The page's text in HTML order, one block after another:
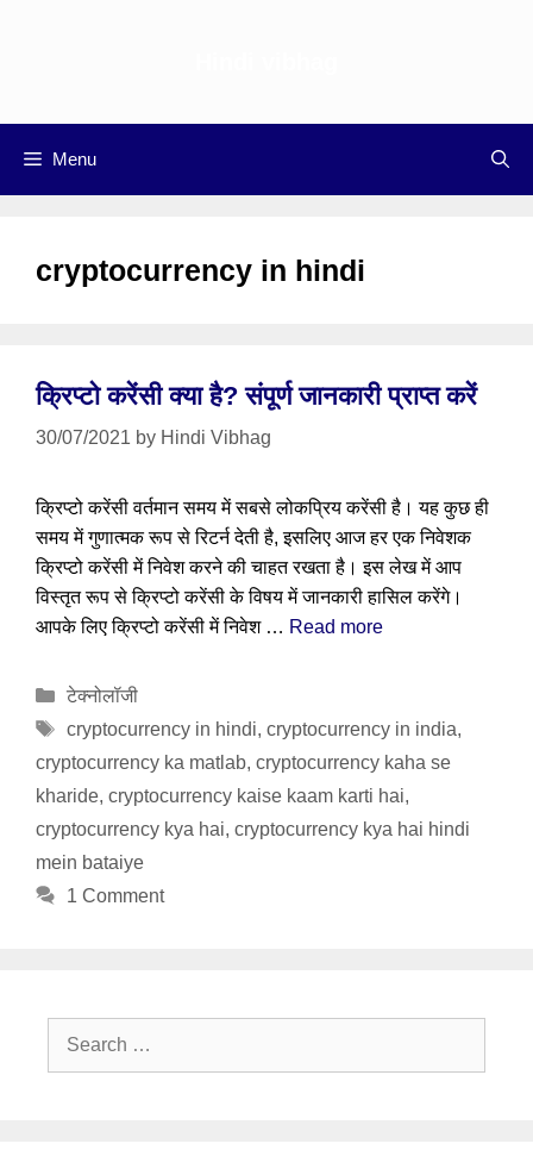
Menu
cryptocurrency in hindi
क्रिप्टो करेंसी क्या है? संपूर्ण जानकारी प्राप्त करें
30/07/2021 by Hindi Vibhag
क्रिप्टो करेंसी वर्तमान समय में सबसे लोकप्रिय करेंसी है। यह कुछ ही
समय में गुणात्मक रूप से रिटर्न देती है, इसलिए आज हर एक निवेशक
क्रिप्टो करेंसी में निवेश करने की चाहत रखता है। इस लेख में आप
विस्तृत रूप से क्रिप्टो करेंसी के विषय में जानकारी हासिल करेंगे।
आपके लिए क्रिप्टो करेंसी में निवेश … Read more
Categories
टेक्नोलॉजी
Tags
cryptocurrency in hindi, cryptocurrency in india,
cryptocurrency ka matlab, cryptocurrency kaha se
kharide, cryptocurrency kaise kaam karti hai,
cryptocurrency kya hai, cryptocurrency kya hai hindi
mein bataiye
1 Comment
Search